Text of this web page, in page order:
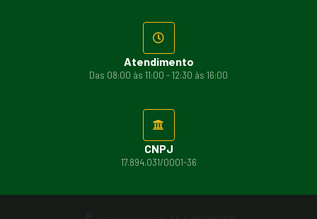
Atendimento
Das 08:00 às 11:00 - 12:30 às 16:00
CNPJ
17.894.031/0001-36